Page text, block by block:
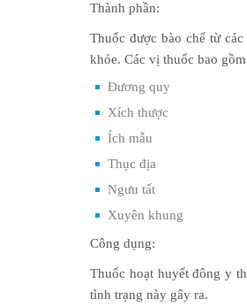
Thành phần:
Thuốc được bào chế từ
khỏe. Các vị thuốc bao
Đương quy
Xích thược
Ích mẫu
Thục địa
Ngưu tất
Xuyên khung
Công dụng:
Thuốc hoạt huyết đông y
tình trạng này gây ra.